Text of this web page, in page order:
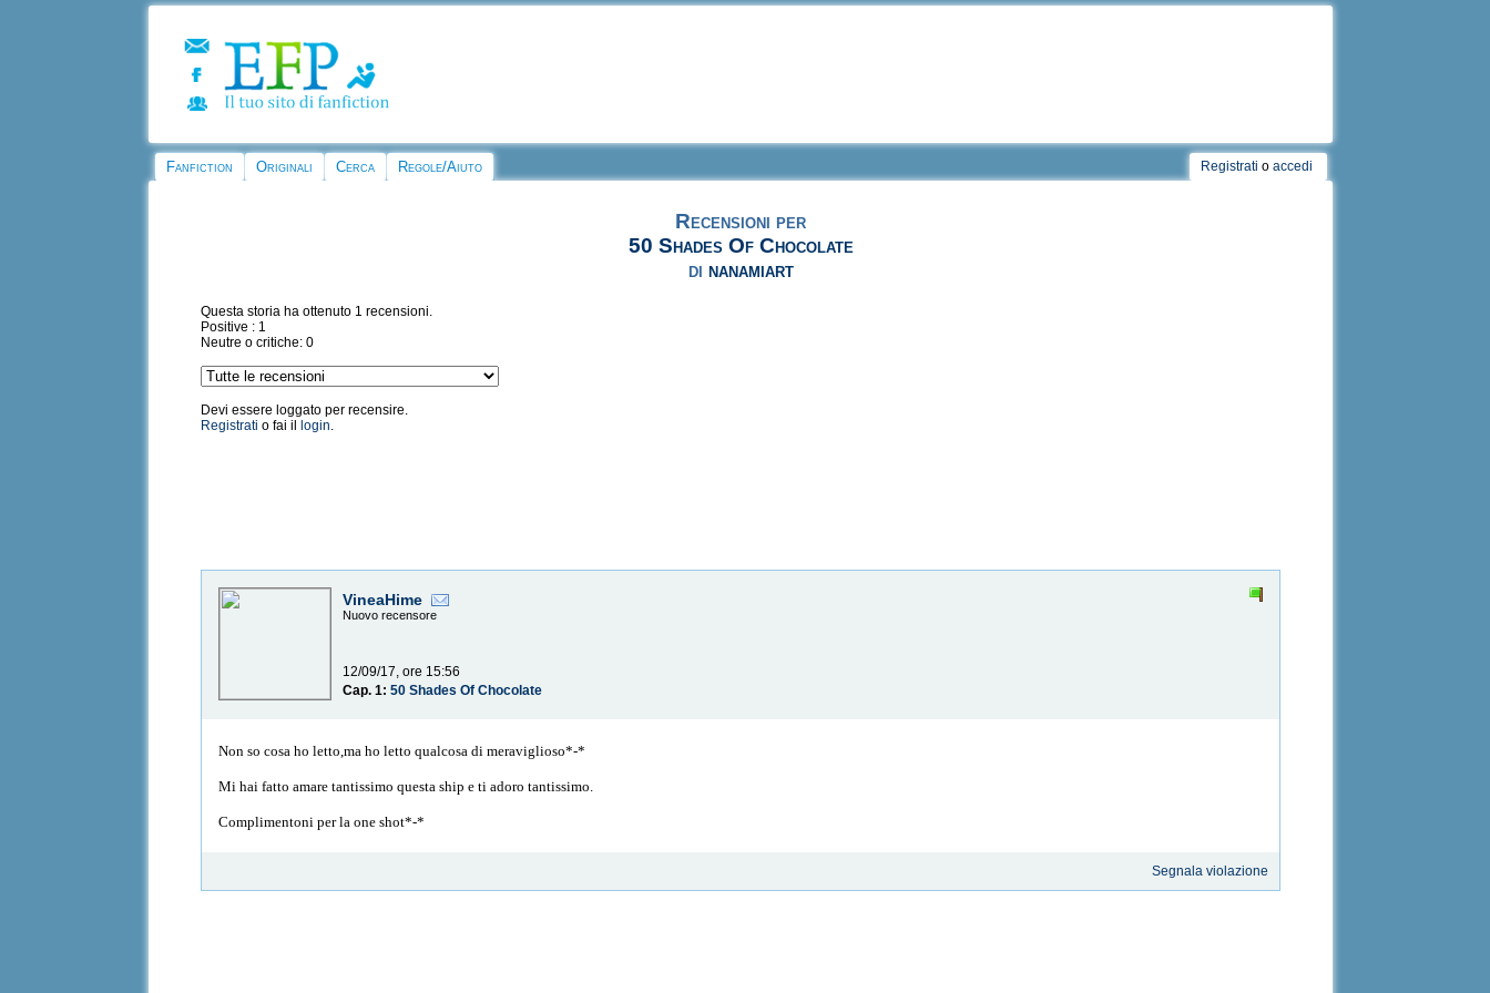
Fanfiction Originali Cerca Regole/Aiuto Registrati o accedi
Recensioni per
50 Shades Of Chocolate
di nanamiart
Questa storia ha ottenuto 1 recensioni.
Positive : 1
Neutre o critiche: 0
Devi essere loggato per recensire.
Registrati o fai il login.
VineaHime
Nuovo recensore
12/09/17, ore 15:56
Cap. 1:50 Shades Of Chocolate
Non so cosa ho letto,ma ho letto qualcosa di meraviglioso*-*
Mi hai fatto amare tantissimo questa ship e ti adoro tantissimo.
Complimentoni per la one shot*-*
Segnala violazione